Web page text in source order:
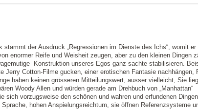
der Ausdruck „Regressionen im Dienste des Ichs“, womit er
enormer Reife und Weisheit zeugen, aber zu den kleinen Dingen
Konstruktion unseres Egos ganz sachte stabilisieren.
Jerry Cotton-Filme gucken, einer erotischen Fantasie nachhängen,
haben keinen grösseren Mitteilungswert, ausser vielleicht, Sie
Woody Allen und würden gerade am Drehbuch von „Manhattan“
sich vorzugsweise den schönen und wahren und erfundenen Dingen
hohen Anspielungsreichtum, sie öffnen Referenzsysteme